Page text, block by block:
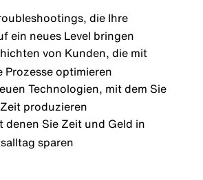
die Ihre
ein neues Level bringen
von Kunden, die mit
Prozesse optimieren
Technologien, mit dem Sie
produzieren
denen Sie Zeit und Geld in
sparen